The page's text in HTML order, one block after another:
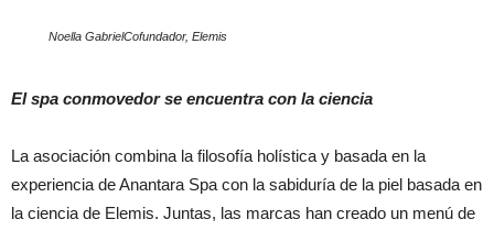
Noella GabrielCofundador, Elemis
El spa conmovedor se encuentra con la ciencia
La asociación combina la filosofía holística y basada en la
experiencia de Anantara Spa con la sabiduría de la piel basada en
la ciencia de Elemis. Juntas, las marcas han creado un menú de